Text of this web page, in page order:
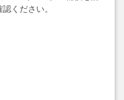
ください。